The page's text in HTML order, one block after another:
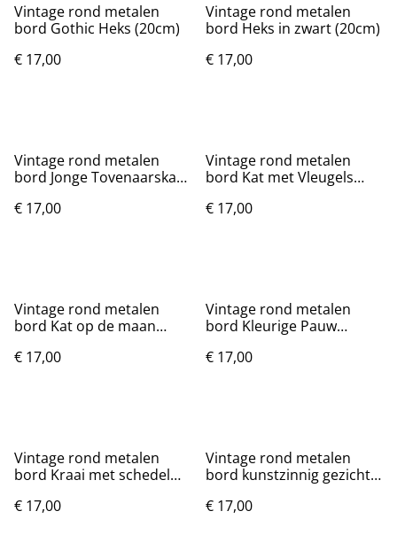
Vintage rond metalen
bord Gothic Heks (20cm)
€ 17,00
Vintage rond metalen
bord Heks in zwart (20cm)
€ 17,00
Vintage rond metalen
bord Jonge Tovenaarskat
€ 17,00
Vintage rond metalen
bord Kat met Vleugels
€ 17,00
Vintage rond metalen
bord Kat op de maan
€ 17,00
Vintage rond metalen
bord Kleurige Pauw
€ 17,00
Vintage rond metalen
bord Kraai met schedel
€ 17,00
Vintage rond metalen
bord kunstzinnig gezicht
€ 17,00